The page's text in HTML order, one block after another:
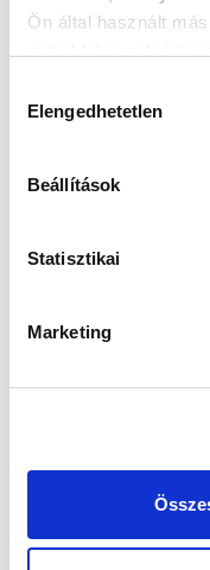
Ön által használt
kiválasztása
Elengedhetetlen
Beállítások
Statisztikai
Marketing